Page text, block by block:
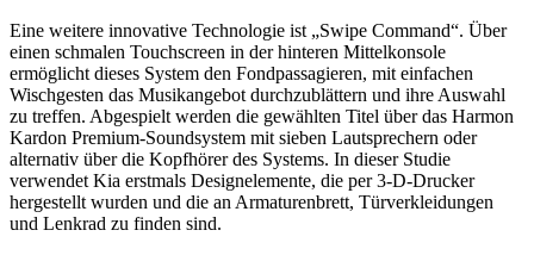
Eine weitere innovative Technologie ist „Swipe Command“. Über
einen schmalen Touchscreen in der hinteren Mittelkonsole
ermöglicht dieses System den Fondpassagieren, mit einfachen
Wischgesten das Musikangebot durchzublättern und ihre Auswahl
zu treffen. Abgespielt werden die gewählten Titel über das Harmon
Kardon Premium-Soundsystem mit sieben Lautsprechern oder
alternativ über die Kopfhörer des Systems. In dieser Studie
verwendet Kia erstmals Designelemente, die per 3-D-Drucker
hergestellt wurden und die an Armaturenbrett, Türverkleidungen
und Lenkrad zu finden sind.